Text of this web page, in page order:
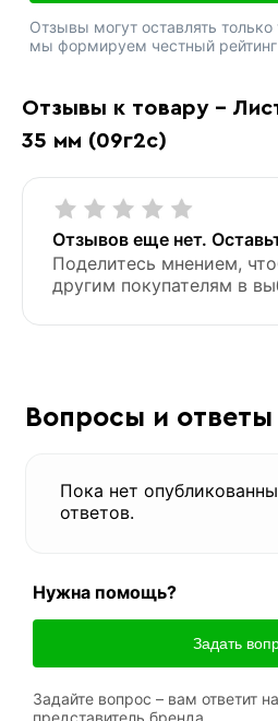
Отзывы к товару -
35 мм (09г2с)
Отзывов еще нет.
Поделитесь мнением,
другим покупателям в
Отзывы могут оставлять только
мы формируем честный рейтинг
Вопросы и ответы
Пока нет
ответов.
Нужна помощь?
Задать
Задайте вопрос – вам ответит
представитель бренда